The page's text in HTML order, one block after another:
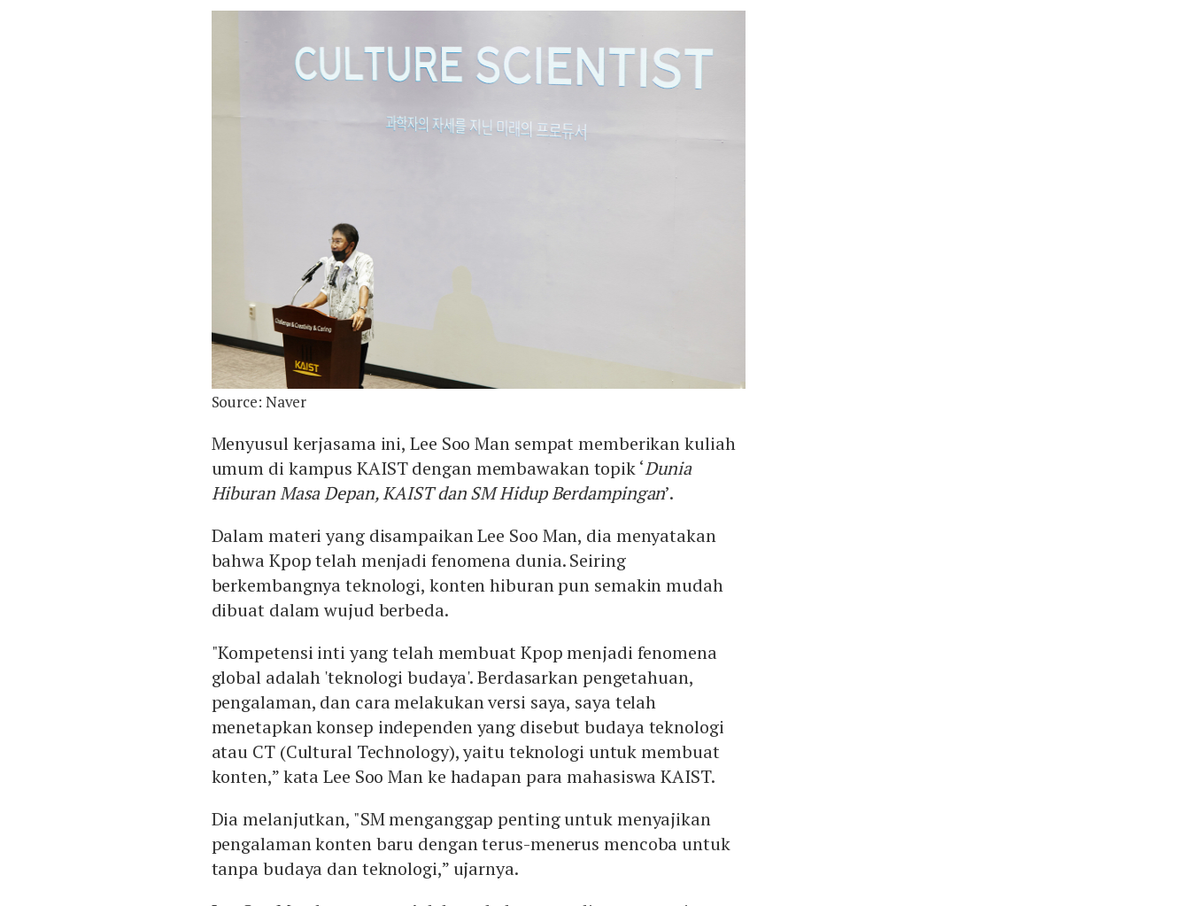
Source: Naver
Menyusul kerjasama ini, Lee Soo Man sempat memberikan kuliah
umum di kampus KAIST dengan membawakan topik ‘Dunia
Hiburan Masa Depan, KAIST dan SM Hidup Berdampingan’.
Dalam materi yang disampaikan Lee Soo Man, dia menyatakan
bahwa Kpop telah menjadi fenomena dunia. Seiring
berkembangnya teknologi, konten hiburan pun semakin mudah
dibuat dalam wujud berbeda.
"Kompetensi inti yang telah membuat Kpop menjadi fenomena
global adalah 'teknologi budaya'. Berdasarkan pengetahuan,
pengalaman, dan cara melakukan versi saya, saya telah
menetapkan konsep independen yang disebut budaya teknologi
atau CT (Cultural Technology), yaitu teknologi untuk membuat
konten,” kata Lee Soo Man ke hadapan para mahasiswa KAIST.
Dia melanjutkan, "SM menganggap penting untuk menyajikan
pengalaman konten baru dengan terus-menerus mencoba untuk
tanpa budaya dan teknologi,” ujarnya.